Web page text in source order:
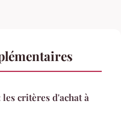
critères d'achat à